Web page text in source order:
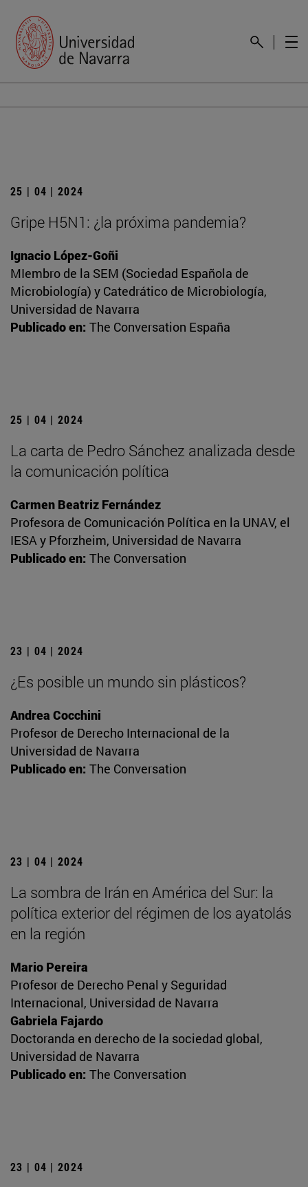
25 | 04 | 2024
Gripe H5N1: ¿la próxima pandemia?
Ignacio López-Goñi
MIembro de la SEM (Sociedad Española de
Microbiología) y Catedrático de Microbiología,
Universidad de Navarra
Publicado en: The Conversation España
25 | 04 | 2024
La carta de Pedro Sánchez analizada desde
la comunicación política
Carmen Beatriz Fernández
Profesora de Comunicación Política en la UNAV, el
IESA y Pforzheim, Universidad de Navarra
Publicado en: The Conversation
23 | 04 | 2024
¿Es posible un mundo sin plásticos?
Andrea Cocchini
Profesor de Derecho Internacional de la
Universidad de Navarra
Publicado en: The Conversation
23 | 04 | 2024
La sombra de Irán en América del Sur: la
política exterior del régimen de los ayatolás
en la región
Mario Pereira
Profesor de Derecho Penal y Seguridad
Internacional, Universidad de Navarra
Gabriela Fajardo
Doctoranda en derecho de la sociedad global,
Universidad de Navarra
Publicado en: The Conversation
23 | 04 | 2024